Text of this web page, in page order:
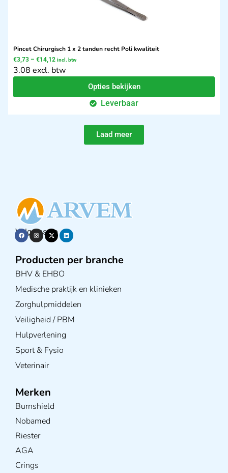
Pincet Chirurgisch 1 x 2 tanden recht Poli kwaliteit
€3,73 – €14,12 incl. btw
3.08 excl. btw
Opties bekijken
Leverbaar
Laad meer
Volg ons op
Producten per branche
BHV & EHBO
Medische praktijk en klinieken
Zorghulpmiddelen
Veiligheid / PBM
Hulpverlening
Sport & Fysio
Veterinair
Merken
Burnshield
Nobamed
Riester
AGA
Crings